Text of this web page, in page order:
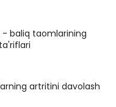
- baliq taomlarining
artritini davolash